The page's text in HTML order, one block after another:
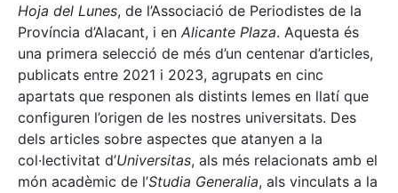
Hoja del Lunes, de l’Associació de Periodistes de la
Província d’Alacant, i en Alicante Plaza. Aquesta és
una primera selecció de més d’un centenar d’articles,
publicats entre 2021 i 2023, agrupats en cinc
apartats que responen als distints lemes en llatí que
configuren l’origen de les nostres universitats. Des
dels articles sobre aspectes que atanyen a la
col·lectivitat d’Universitas, als més relacionats amb el
món acadèmic de l’Studia Generalia, als vinculats a la